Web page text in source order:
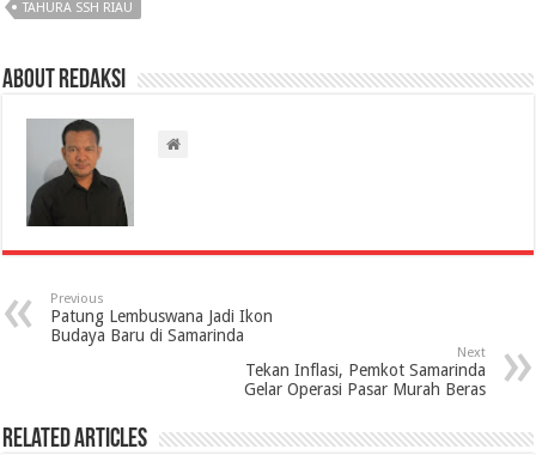
TAHURA SSH RIAU
About Redaksi
Previous
Patung Lembuswana Jadi Ikon
Budaya Baru di Samarinda
Next
Tekan Inflasi, Pemkot Samarinda
Gelar Operasi Pasar Murah Beras
Related Articles